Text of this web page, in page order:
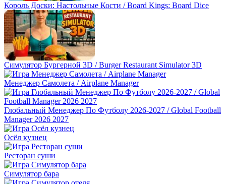
Король Доски: Настольные Кости / Board Kings: Board Dice
Симулятор Бургерной 3D / Burger Restaurant Simulator 3D
Менеджер Самолета / Airplane Manager
Глобальный Менеджер По Футболу 2026-2027 / Global Football
Manager 2026 2027
Осёл кузнец
Ресторан суши
Симулятор бара